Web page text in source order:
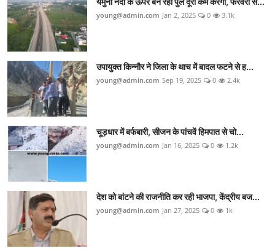
young@admin.com Jan 2, 2025 0 3.1k
उपायुक्त किन्नौर ने जिला के थाच में बादल फटने से ह...
young@admin.com Sep 19, 2025 0 2.4k
चूड़धार में बर्फबारी, सीजन के पांचवें हिमपात से चो...
young@admin.com Jan 16, 2025 0 1.2k
देश को बांटने की राजनीति कर रही भाजपा, केंद्रीय बज...
young@admin.com Jan 27, 2025 0 1k